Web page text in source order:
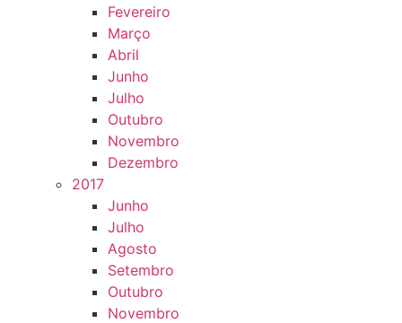
Fevereiro
Março
Abril
Junho
Julho
Outubro
Novembro
Dezembro
2017
Junho
Julho
Agosto
Setembro
Outubro
Novembro